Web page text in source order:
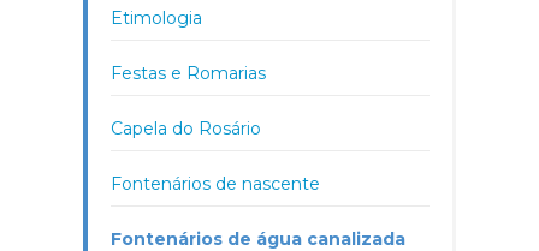
Etimologia
Festas e Romarias
Capela do Rosário
Fontenários de nascente
Fontenários de água canalizada